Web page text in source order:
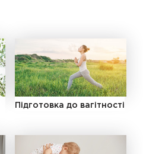
Підготовка до вагітності